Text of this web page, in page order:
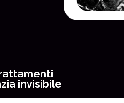
invisibile